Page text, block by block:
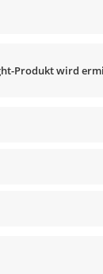
Produkt wird